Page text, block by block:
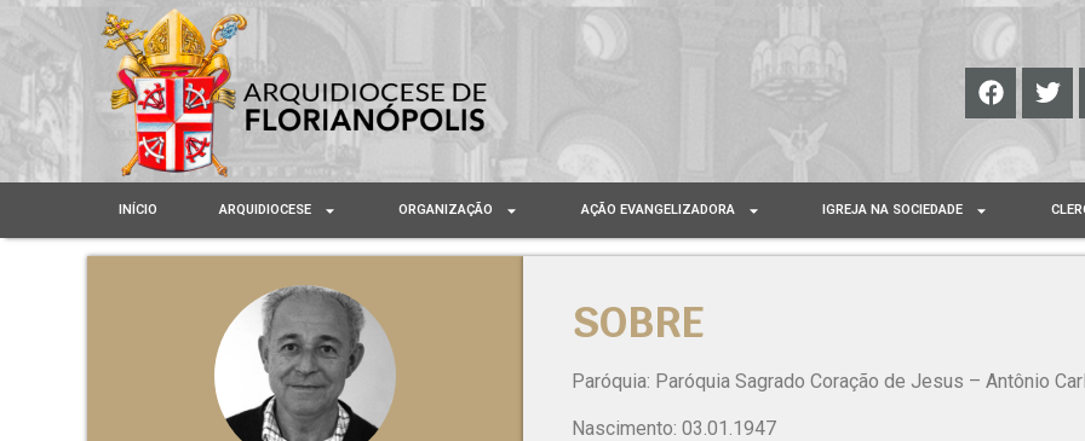
INÍCIO ARQUIDIOCESE ORGANIZAÇÃO AÇÃO EVANGELIZADORA IGREJA NA SOCIEDADE
SOBRE
Paróquia: Paróquia Sagrado Coração de Jesus – Antônio
Nascimento: 03.01.1947